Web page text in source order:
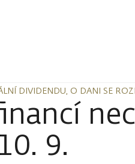
DIVIDENDU, O DANI SE
DIVIDENDU, O DANI SE
9.